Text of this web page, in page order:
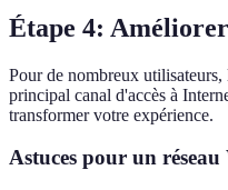
Étape 4:
Pour de nombreux
principal canal d'accès à
transformer votre expérience.
Astuces pour un